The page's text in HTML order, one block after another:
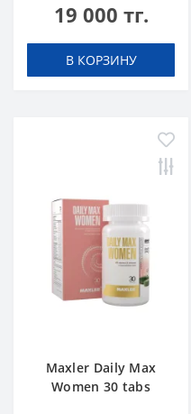
19 000 тг.
В КОРЗИНУ
Maxler Daily Max
Women 30 tabs